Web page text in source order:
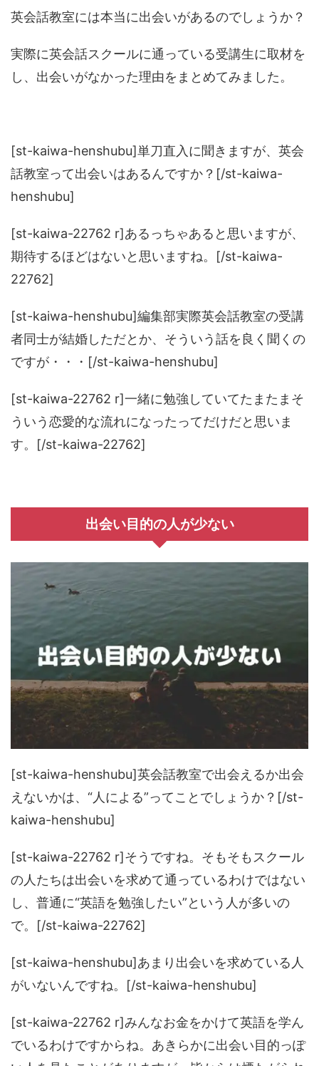
英会話教室には本当に出会いがあるのでしょうか？
実際に英会話スクールに通っている受講生に取材を
し、出会いがなかった理由をまとめてみました。
[st-kaiwa-henshubu]単刀直入に聞きますが、英会
話教室って出会いはあるんですか？[/st-kaiwa-
henshubu]
[st-kaiwa-22762 r]あるっちゃあると思いますが、
期待するほどはないと思いますね。[/st-kaiwa-
22762]
[st-kaiwa-henshubu]編集部実際英会話教室の受講
者同士が結婚しただとか、そういう話を良く聞くの
ですが・・・[/st-kaiwa-henshubu]
[st-kaiwa-22762 r]一緒に勉強していてたまたまそ
ういう恋愛的な流れになったってだけだと思いま
す。[/st-kaiwa-22762]
出会い目的の人が少ない
[st-kaiwa-henshubu]英会話教室で出会えるか出会
えないかは、“人による”ってことでしょうか？[/st-
kaiwa-henshubu]
[st-kaiwa-22762 r]そうですね。そもそもスクール
の人たちは出会いを求めて通っているわけではない
し、普通に“英語を勉強したい”という人が多いの
で。[/st-kaiwa-22762]
[st-kaiwa-henshubu]あまり出会いを求めている人
がいないんですね。[/st-kaiwa-henshubu]
[st-kaiwa-22762 r]みんなお金をかけて英語を学ん
でいるわけですからね。あきらかに出会い目的っぽ